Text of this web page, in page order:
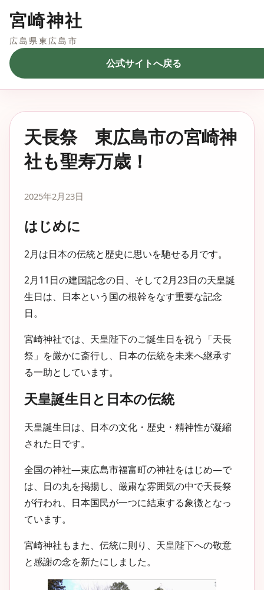
宮崎神社
広島県東広島市
公式サイトへ戻る
天長祭 東広島市の宮崎神
社も聖寿万歳！
2025年2月23日
はじめに
2月は日本の伝統と歴史に思いを馳せる月です。
2月11日の建国記念の日、そして2月23日の天皇誕
生日は、日本という国の根幹をなす重要な記念
日。
宮崎神社では、天皇陛下のご誕生日を祝う「天長
祭」を厳かに斎行し、日本の伝統を未来へ継承す
る一助としています。
天皇誕生日と日本の伝統
天皇誕生日は、日本の文化・歴史・精神性が凝縮
された日です。
全国の神社―東広島市福富町の神社をはじめ―で
は、日の丸を掲揚し、厳粛な雰囲気の中で天長祭
が行われ、日本国民が一つに結束する象徴となっ
ています。
宮崎神社もまた、伝統に則り、天皇陛下への敬意
と感謝の念を新たにしました。